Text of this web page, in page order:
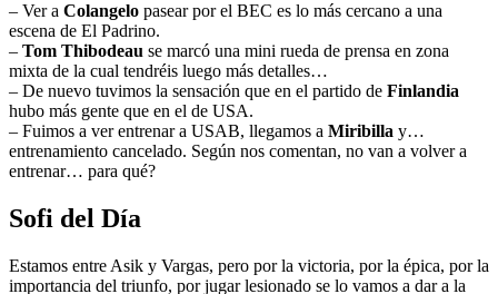
– Ver a Colangelo pasear por el BEC es lo más cercano a una
escena de El Padrino.
– Tom Thibodeau se marcó una mini rueda de prensa en zona
mixta de la cual tendréis luego más detalles…
– De nuevo tuvimos la sensación que en el partido de Finlandia
hubo más gente que en el de USA.
– Fuimos a ver entrenar a USAB, llegamos a Miribilla y…
entrenamiento cancelado. Según nos comentan, no van a volver a
entrenar… para qué?
Sofi del Día
Estamos entre Asik y Vargas, pero por la victoria, por la épica, por la
importancia del triunfo, por jugar lesionado se lo vamos a dar a la